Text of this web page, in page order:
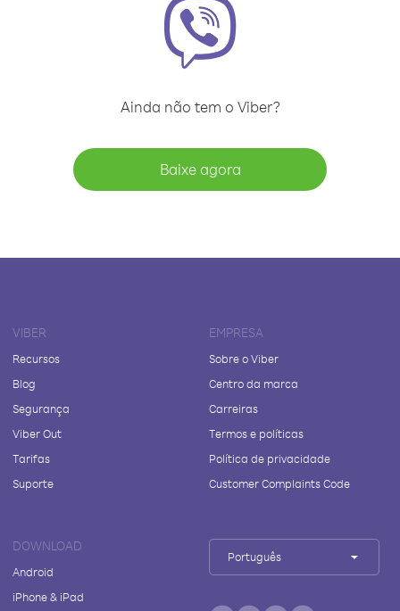
Ainda não tem o Viber?
Baixe agora
VIBER
Recursos
Blog
Segurança
Viber Out
Tarifas
Suporte
EMPRESA
Sobre o Viber
Centro da marca
Carreiras
Termos e políticas
Política de privacidade
Customer Complaints Code
DOWNLOAD
Android
iPhone & iPad
Português